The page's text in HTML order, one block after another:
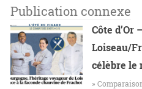
Publication connexe
Côte d’Or
Loiseau/
célèbre le
»